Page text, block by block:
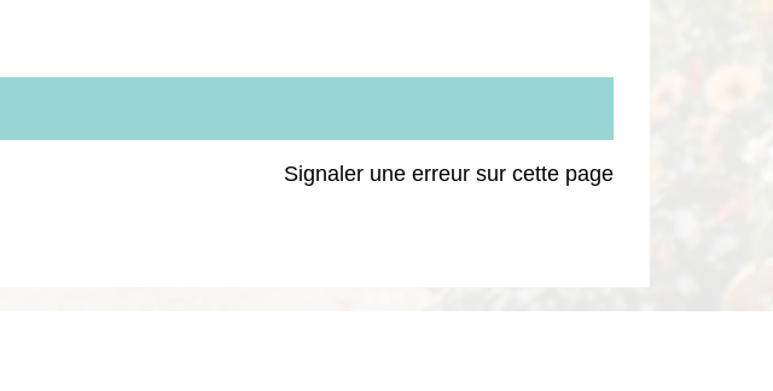
Signaler une erreur sur cette page